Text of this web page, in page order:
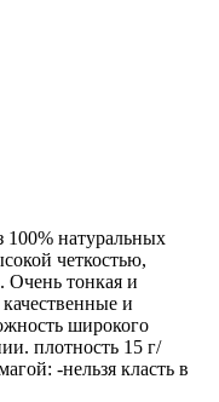
100% натуральных
четкостью,
Очень тонкая и
и
широкого
плотность 15 г/
-нельзя класть в